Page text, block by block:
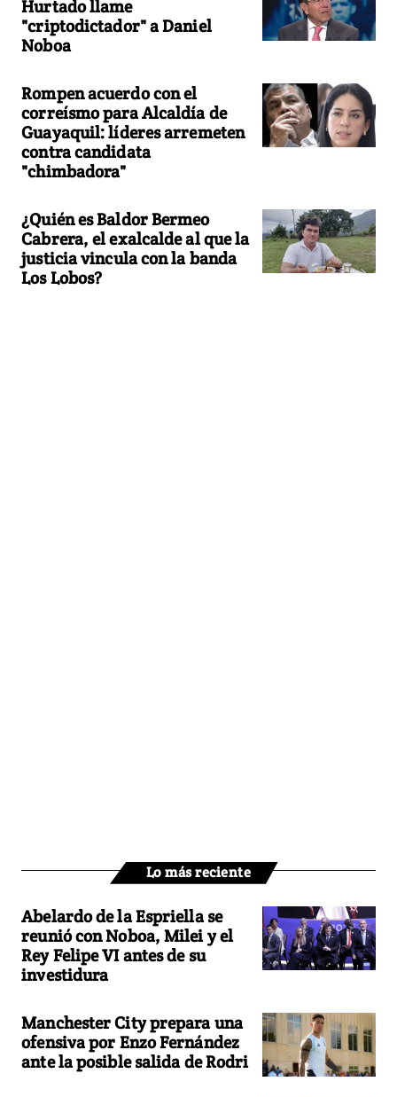
Hurtado llame
"criptodictador" a Daniel
Noboa
Rompen acuerdo con el
correísmo para Alcaldía de
Guayaquil: líderes arremeten
contra candidata
"chimbadora"
¿Quién es Baldor Bermeo
Cabrera, el exalcalde al que la
justicia vincula con la banda
Los Lobos?
Lo más reciente
Abelardo de la Espriella se
reunió con Noboa, Milei y el
Rey Felipe VI antes de su
investidura
Manchester City prepara una
ofensiva por Enzo Fernández
ante la posible salida de Rodri